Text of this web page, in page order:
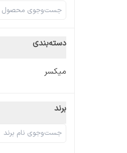
دسته‌بندی
میکسر
برند